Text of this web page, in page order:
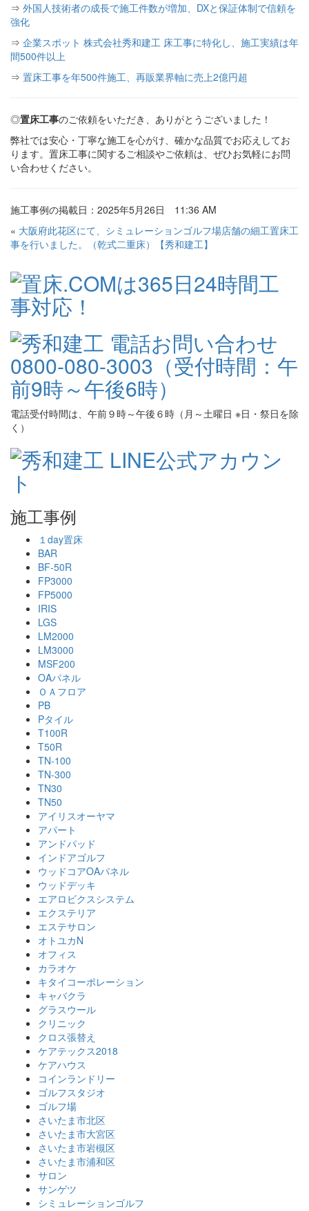
⇒ 外国人技術者の成長で施工件数が増加、DXと保証体制で信頼を
強化
⇒ 企業スポット 株式会社秀和建工 床工事に特化し、施工実績は年
間500件以上
⇒ 置床工事を年500件施工、再販業界軸に売上2億円超
◎置床工事のご依頼をいただき、ありがとうございました！
弊社では安心・丁寧な施工を心がけ、確かな品質でお応えしてお
ります。置床工事に関するご相談やご依頼は、ぜひお気軽にお問
い合わせください。
施工事例の掲載日：2025年5月26日 11:36 AM
« 大阪府此花区にて、シミュレーションゴルフ場店舗の細工置床工
事を行いました。（乾式二重床）【秀和建工】
電話受付時間は、午前９時～午後６時（月～土曜日 ※日・祭日を除
く）
施工事例
１day置床
BAR
BF-50R
FP3000
FP5000
IRIS
LGS
LM2000
LM3000
MSF200
OAパネル
ＯＡフロア
PB
Pタイル
T100R
T50R
TN-100
TN-300
TN30
TN50
アイリスオーヤマ
アパート
アンドパッド
インドアゴルフ
ウッドコアOAパネル
ウッドデッキ
エアロビクスシステム
エクステリア
エステサロン
オトユカN
オフィス
カラオケ
キタイコーポレーション
キャバクラ
グラスウール
クリニック
クロス張替え
ケアテックス2018
ケアハウス
コインランドリー
ゴルフスタジオ
ゴルフ場
さいたま市北区
さいたま市大宮区
さいたま市岩槻区
さいたま市浦和区
サロン
サンゲツ
シミュレーションゴルフ